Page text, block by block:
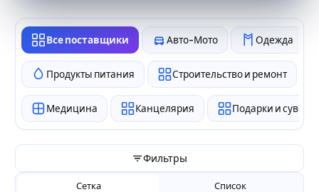
Все поставщики Авто-Мото Одежда
Продукты питания Строительство и ремонт
Медицина Канцелярия Подарки и
Фильтры
Сетка Список